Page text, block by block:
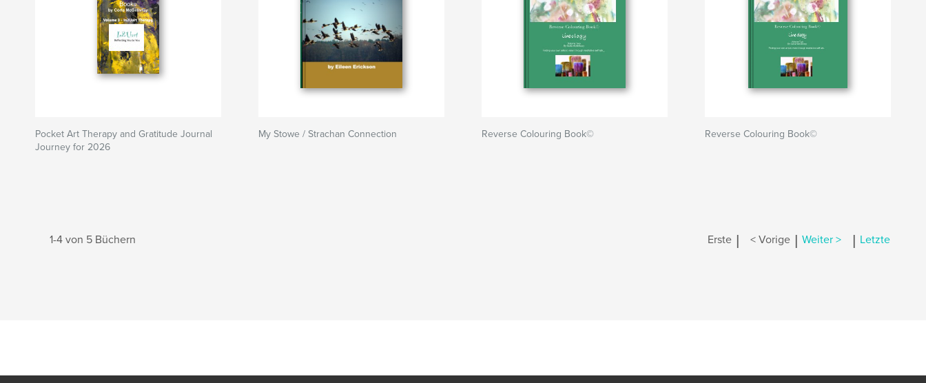
Pocket Art Therapy and Gratitude Journal
Journey for 2026
My Stowe / Strachan Connection Reverse Colouring Book© Reverse Colouring Book©
1-4 von 5 Büchern Erste | < Vorige | Weiter > | Letzte